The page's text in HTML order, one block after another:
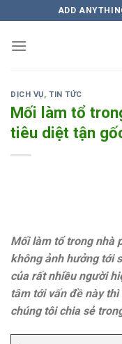
to
content
ADD
DỊCH VỤ,TIN TỨC
Mối làm tổ
tiêu diệt tận
Mối làm tổ trong nhà
không ảnh hưởng tới
của rất nhiều người
tâm tới vấn đề này
chúng tôi chia sẻ